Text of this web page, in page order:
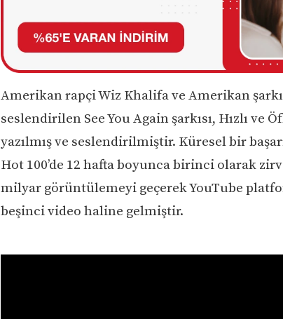
Amerikan rapçi Wiz Khalifa ve Amerikan
seslendirilen See You Again şarkısı, Hızlı
yazılmış ve seslendirilmiştir. Küresel bir
Hot 100’de 12 hafta boyunca birinci olarak
milyar görüntülemeyi geçerek YouTube
beşinci video haline gelmiştir.